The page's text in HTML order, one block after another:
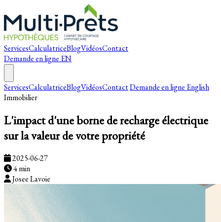
ServicesCalculatriceBlogVidéosContact
Demande en ligne EN
ServicesCalculatriceBlogVidéosContactDemande en ligne English
Immobilier
L'impact d'une borne de recharge électrique
sur la valeur de votre propriété
2025-06-27
4 min
Josee Lavoie